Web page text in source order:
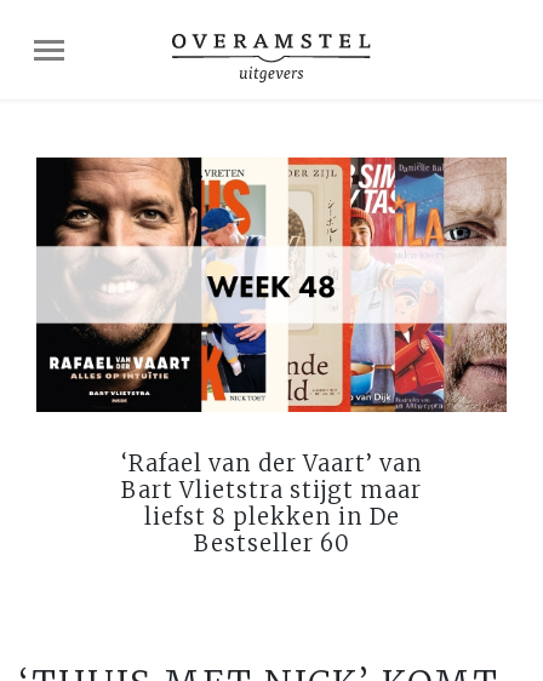
‘Rafael van der Vaart’ van
Bart Vlietstra stijgt maar
liefst 8 plekken in De
Bestseller 60